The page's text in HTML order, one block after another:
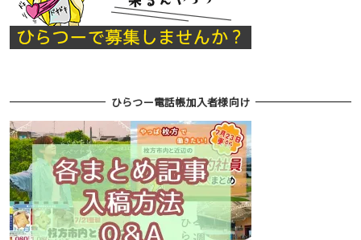
ひらつー電話帳加入者様向け